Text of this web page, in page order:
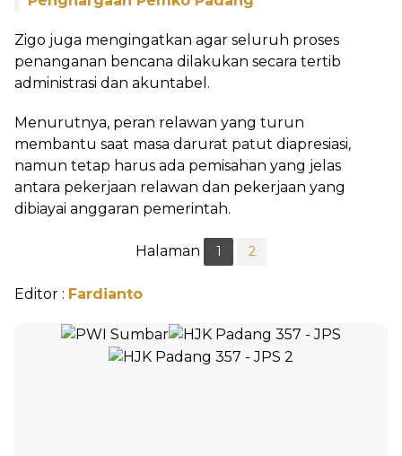
Zigo juga mengingatkan agar seluruh proses
penanganan bencana dilakukan secara tertib
administrasi dan akuntabel.
Menurutnya, peran relawan yang turun
membantu saat masa darurat patut diapresiasi,
namun tetap harus ada pemisahan yang jelas
antara pekerjaan relawan dan pekerjaan yang
dibiayai anggaran pemerintah.
Halaman 1 2
Editor : Fardianto